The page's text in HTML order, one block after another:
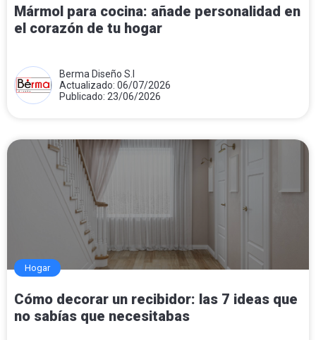
Mármol para cocina: añade personalidad en
el corazón de tu hogar
Berma Diseño S.l
Actualizado: 06/07/2026
Publicado: 23/06/2026
Hogar
Cómo decorar un recibidor: las 7 ideas que
no sabías que necesitabas